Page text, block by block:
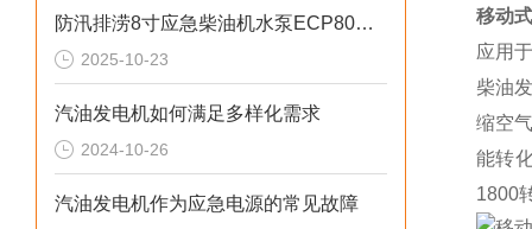
防汛排涝8寸应急柴油机水泵ECP80ME参数
2025-10-23
汽油发电机如何满足多样化需求
2024-10-26
汽油发电机作为应急电源的常见故障
移动
应用
柴油
缩空
能转
1800